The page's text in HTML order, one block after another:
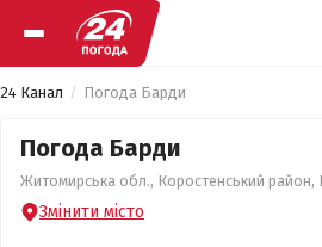
24 Канал Погода Барди
Погода Барди
Житомирська обл., Коростенський район,
Змінити місто